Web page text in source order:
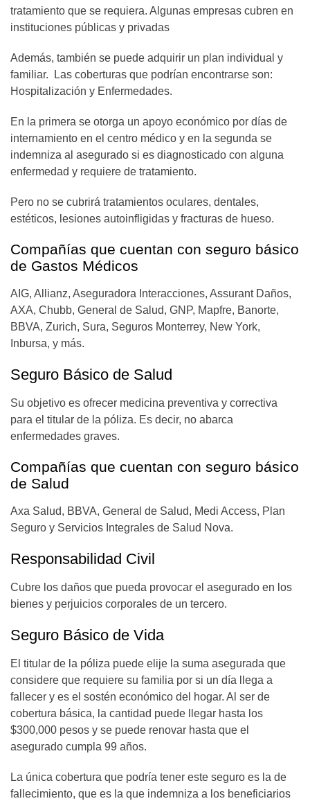
tratamiento que se requiera. Algunas empresas cubren en
instituciones públicas y privadas
Además, también se puede adquirir un plan individual y
familiar. Las coberturas que podrían encontrarse son:
Hospitalización y Enfermedades.
En la primera se otorga un apoyo económico por días de
internamiento en el centro médico y en la segunda se
indemniza al asegurado si es diagnosticado con alguna
enfermedad y requiere de tratamiento.
Pero no se cubrirá tratamientos oculares, dentales,
estéticos, lesiones autoinfligidas y fracturas de hueso.
Compañías que cuentan con seguro básico
de Gastos Médicos
AIG, Allianz, Aseguradora Interacciones, Assurant Daños,
AXA, Chubb, General de Salud, GNP, Mapfre, Banorte,
BBVA, Zurich, Sura, Seguros Monterrey, New York,
Inbursa, y más.
Seguro Básico de Salud
Su objetivo es ofrecer medicina preventiva y correctiva
para el titular de la póliza. Es decir, no abarca
enfermedades graves.
Compañías que cuentan con seguro básico
de Salud
Axa Salud, BBVA, General de Salud, Medi Access, Plan
Seguro y Servicios Integrales de Salud Nova.
Responsabilidad Civil
Cubre los daños que pueda provocar el asegurado en los
bienes y perjuicios corporales de un tercero.
Seguro Básico de Vida
El titular de la póliza puede elije la suma asegurada que
considere que requiere su familia por si un día llega a
fallecer y es el sostén económico del hogar. Al ser de
cobertura básica, la cantidad puede llegar hasta los
$300,000 pesos y se puede renovar hasta que el
asegurado cumpla 99 años.
La única cobertura que podría tener este seguro es la de
fallecimiento, que es la que indemniza a los beneficiarios